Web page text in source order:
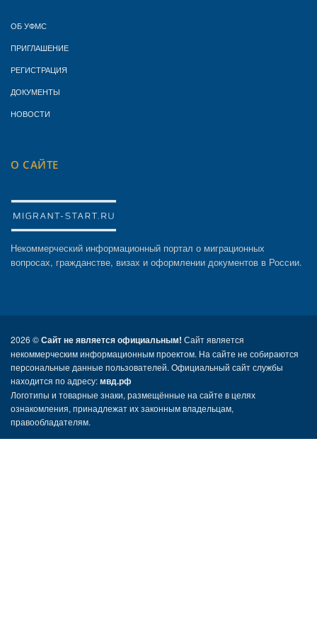
ОБ УФМС
ПРИГЛАШЕНИЕ
РЕГИСТРАЦИЯ
ДОКУМЕНТЫ
НОВОСТИ
О САЙТЕ
Некоммерческий информационный портал о миграционных
вопросах, гражданстве, визах и оформлении документов в России.
2026 ©Сайт не является официальным! Сайт является
некоммерческим информационным проектом. На сайте не собираются
персональные данные пользователей. Официальный сайт службы
находится по адресу:мвд.рф
Логотипы и товарные знаки, размещённые на сайте в целях
ознакомления, принадлежат их законным владельцам,
правообладателям.